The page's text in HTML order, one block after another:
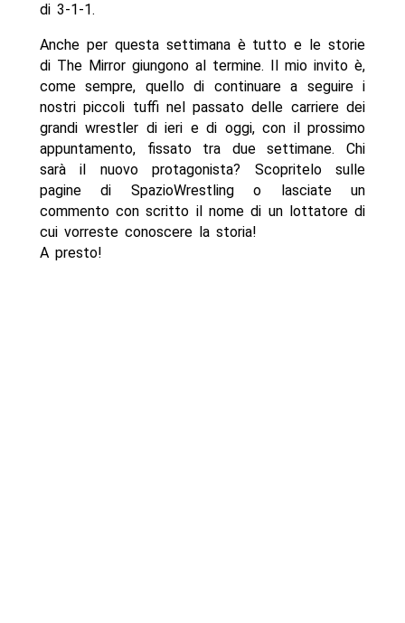
di 3-1-1.
Anche per questa settimana è tutto e le storie
di The Mirror giungono al termine. Il mio invito è,
come sempre, quello di continuare a seguire i
nostri piccoli tuffi nel passato delle carriere dei
grandi wrestler di ieri e di oggi, con il prossimo
appuntamento, fissato tra due settimane. Chi
sarà il nuovo protagonista? Scopritelo sulle
pagine di SpazioWrestling o lasciate un
commento con scritto il nome di un lottatore di
cui vorreste conoscere la storia!
A presto!